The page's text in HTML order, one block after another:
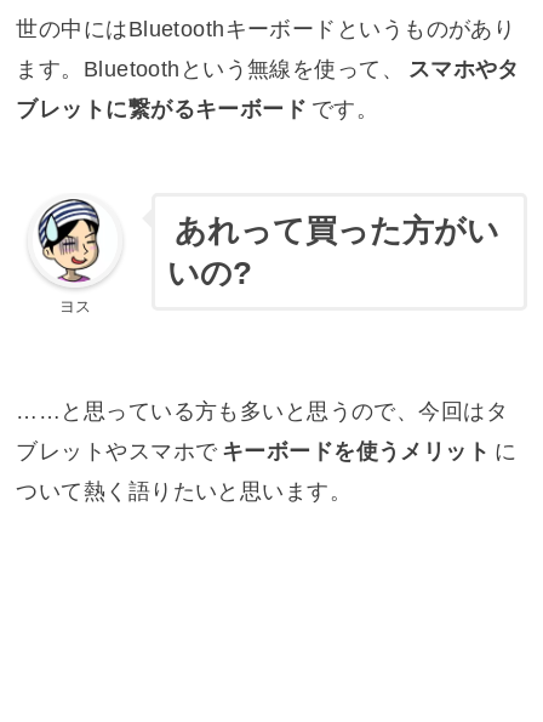
世の中にはBluetoothキーボードというものがあり
ます。Bluetoothという無線を使って、
スマホやタ
ブレットに繋がるキーボード です。
ヨス
あれって買った方がい
いの?
……と思っている方も多いと思うので、今回はタ
ブレットやスマホで キーボードを使うメリット に
ついて熱く語りたいと思います。